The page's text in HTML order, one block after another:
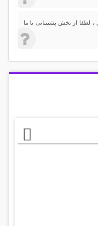
از بخش پشتیبانی با ما